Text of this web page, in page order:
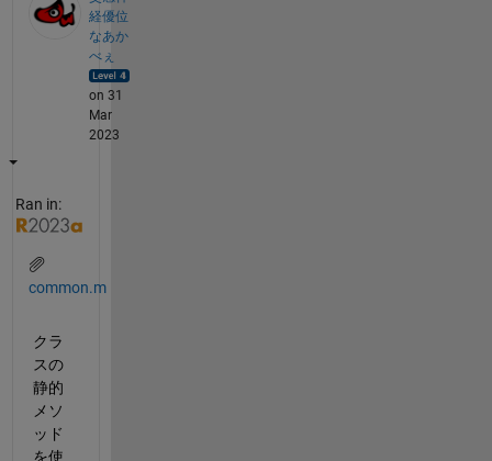
経優位
なあか
べぇ
on 31
Mar
2023
Ran in:
common.m
クラ
スの
静的
メソ
ッド
を使